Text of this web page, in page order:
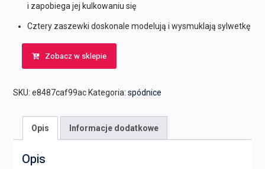
i zapobiega jej kulkowaniu się
Cztery zaszewki doskonale modelują i wysmuklają sylwetkę
Zobacz w sklepie
SKU: e8487caf99ac Kategoria: spódnice
Opis Informacje dodatkowe
Opis